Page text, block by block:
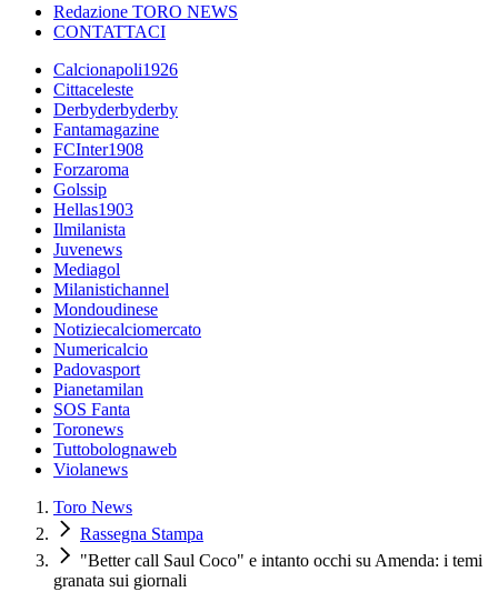
Redazione TORO NEWS
CONTATTACI
Calcionapoli1926
Cittaceleste
Derbyderbyderby
Fantamagazine
FCInter1908
Forzaroma
Golssip
Hellas1903
Ilmilanista
Juvenews
Mediagol
Milanistichannel
Mondoudinese
Notiziecalciomercato
Numericalcio
Padovasport
Pianetamilan
SOS Fanta
Toronews
Tuttobolognaweb
Violanews
Toro News
Rassegna Stampa
"Better call Saul Coco" e intanto occhi su Amenda: i temi
granata sui giornali